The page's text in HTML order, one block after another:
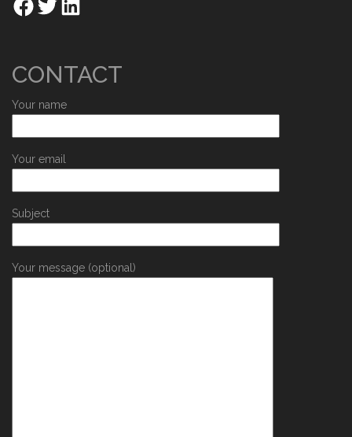
CONTACT
Your name
Your email
Subject
Your message (optional)